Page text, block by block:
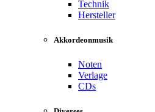
Technik
Hersteller
Akkordeonmusik
Noten
Verlage
CDs